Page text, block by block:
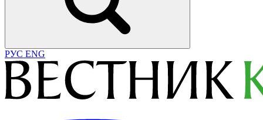
РУС ENG